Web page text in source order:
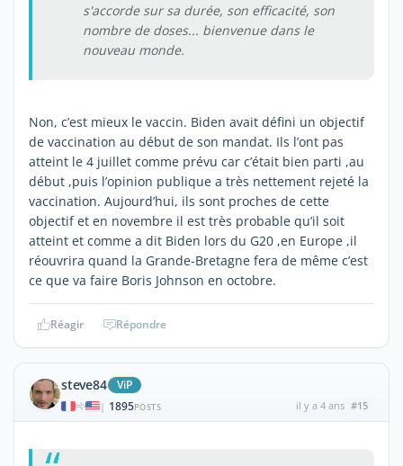
s'accorde sur sa durée, son efficacité, son
nombre de doses... bienvenue dans le
nouveau monde.
Non, c’est mieux le vaccin. Biden avait défini un objectif
de vaccination au début de son mandat. Ils l’ont pas
atteint le 4 juillet comme prévu car c’était bien parti ,au
début ,puis l’opinion publique a très nettement rejeté la
vaccination. Aujourd’hui, ils sont proches de cette
objectif et en novembre il est très probable qu’il soit
atteint et comme a dit Biden lors du G20 ,en Europe ,il
réouvrira quand la Grande-Bretagne fera de même c’est
ce que va faire Boris Johnson en octobre.
Réagir Répondre
steve84 ViP
| 1895POSTS il y a 4 ans #15